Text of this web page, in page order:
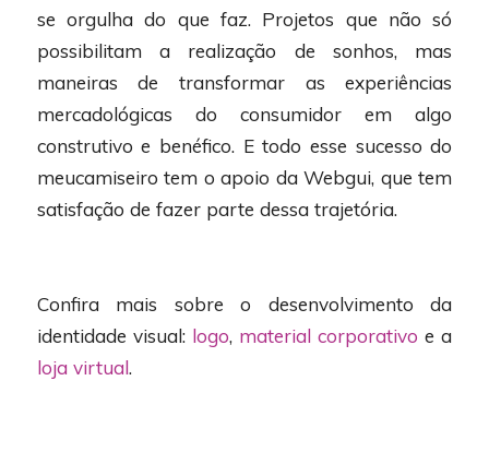
se orgulha do que faz. Projetos que não só
possibilitam a realização de sonhos, mas
maneiras de transformar as experiências
mercadológicas do consumidor em algo
construtivo e benéfico. E todo esse sucesso do
meucamiseiro tem o apoio da Webgui, que tem
satisfação de fazer parte dessa trajetória.
Confira mais sobre o desenvolvimento da
identidade visual: logo, material corporativo e a
loja virtual.